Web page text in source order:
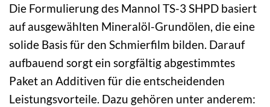
Die Formulierung des Mannol TS-3 SHPD basiert
auf ausgewählten Mineralöl-Grundölen, die eine
solide Basis für den Schmierfilm bilden. Darauf
aufbauend sorgt ein sorgfältig abgestimmtes
Paket an Additiven für die entscheidenden
Leistungsvorteile. Dazu gehören unter anderem: